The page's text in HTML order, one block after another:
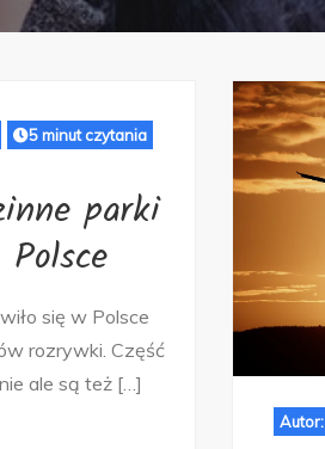
5 minut czytania
parki
się w Polsce
rozrywki. Część
ale są też […]
Autor: